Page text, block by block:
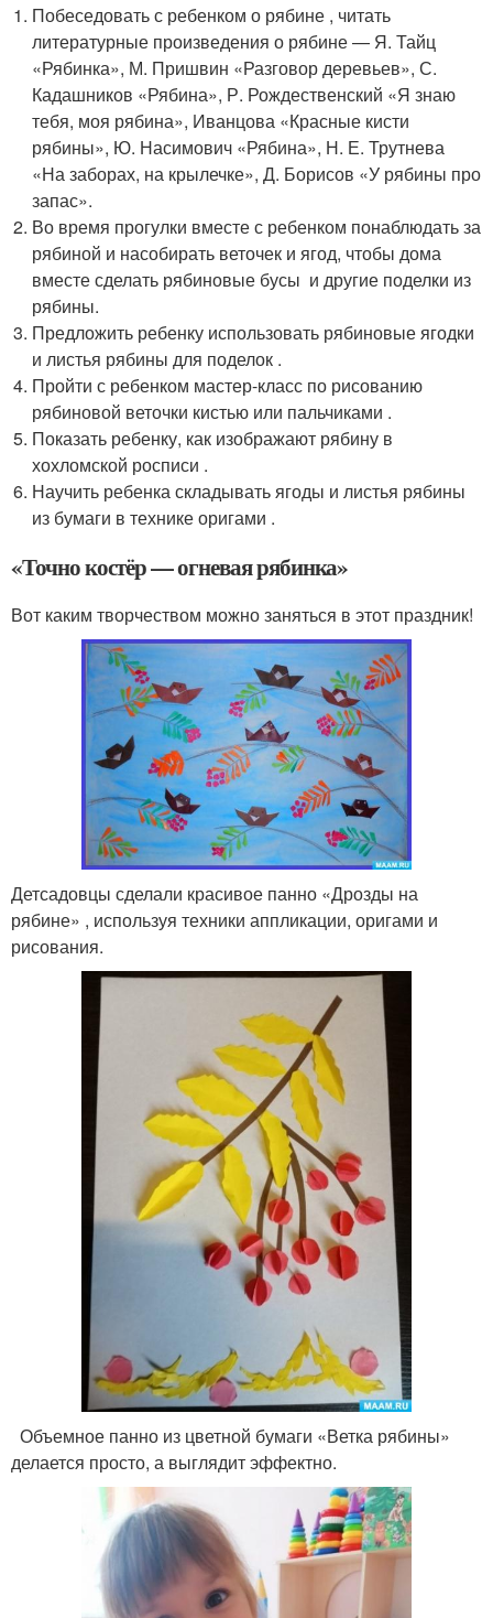
Побеседовать с ребенком о рябине , читать
литературные произведения о рябине — Я. Тайц
«Рябинка», М. Пришвин «Разговор деревьев», С.
Кадашников «Рябина», Р. Рождественский «Я знаю
тебя, моя рябина», Иванцова «Красные кисти
рябины», Ю. Насимович «Рябина», Н. Е. Трутнева
«На заборах, на крылечке», Д. Борисов «У рябины про
запас».
Во время прогулки вместе с ребенком понаблюдать за
рябиной и насобирать веточек и ягод, чтобы дома
вместе сделать рябиновые бусы и другие поделки из
рябины.
Предложить ребенку использовать рябиновые ягодки
и листья рябины для поделок .
Пройти с ребенком мастер-класс по рисованию
рябиновой веточки кистью или пальчиками .
Показать ребенку, как изображают рябину в
хохломской росписи .
Научить ребенка складывать ягоды и листья рябины
из бумаги в технике оригами .
«Точно костёр — огневая рябинка»
Вот каким творчеством можно заняться в этот праздник!
Детсадовцы сделали красивое панно «Дрозды на
рябине» , используя техники аппликации, оригами и
рисования.
Объемное панно из цветной бумаги «Ветка рябины»
делается просто, а выглядит эффектно.